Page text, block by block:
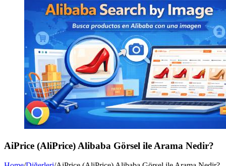
AiPrice (AliPrice) Alibaba Görsel ile Arama Nedir?